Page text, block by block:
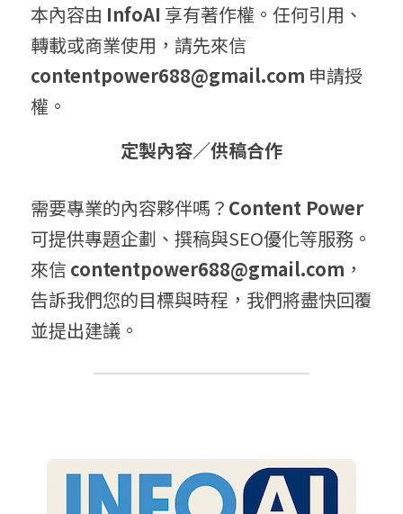
本內容由 InfoAI 享有著作權。任何引用、
contentpower688@gmail.com 申請授
權。
定製內容／供稿合作
需要專業的內容夥伴嗎？ Content Power
可提供專題企劃、撰稿與SEO優化等服務。
來信 contentpower688@gmail.com ，
告訴我們您的目標與時程，我們將盡快回覆
並提出建議。